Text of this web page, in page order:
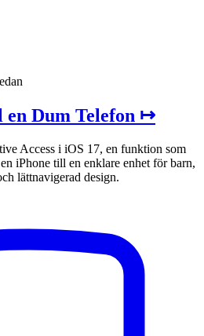
en Dum Telefon ↦
Access i iOS 17, en funktion som
iPhone till en enklare enhet för barn,
lättnavigerad design.